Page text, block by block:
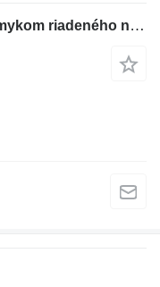
Blok valcov INFERIOR S160 na šmykom riadeného nakladača Bobcat S160